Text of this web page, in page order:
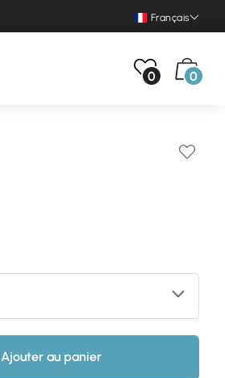
Français
0 0
Ajouter au panier